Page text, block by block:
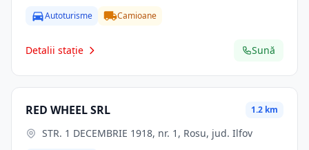
Autoturisme Camioane
Detalii stație Sună
RED WHEEL SRL 1.2 km
STR. 1 DECEMBRIE 1918, nr. 1, Rosu, jud. Ilfov